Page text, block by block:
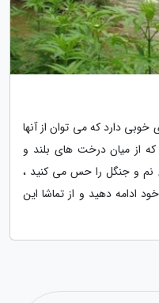
خوبی دارد که می توان از آنها
که از میان درخت های بلند و
نم و جنگل را حس می کنید ،
ادامه دهید و از تماشا این